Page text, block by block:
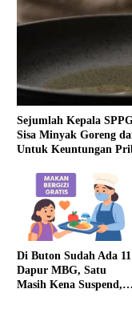
Sejumlah Kepala
Sisa Minyak Goreng
Untuk Keuntungan
Di Buton Sudah Ada 11
Dapur MBG, Satu
Masih Kena Suspend,